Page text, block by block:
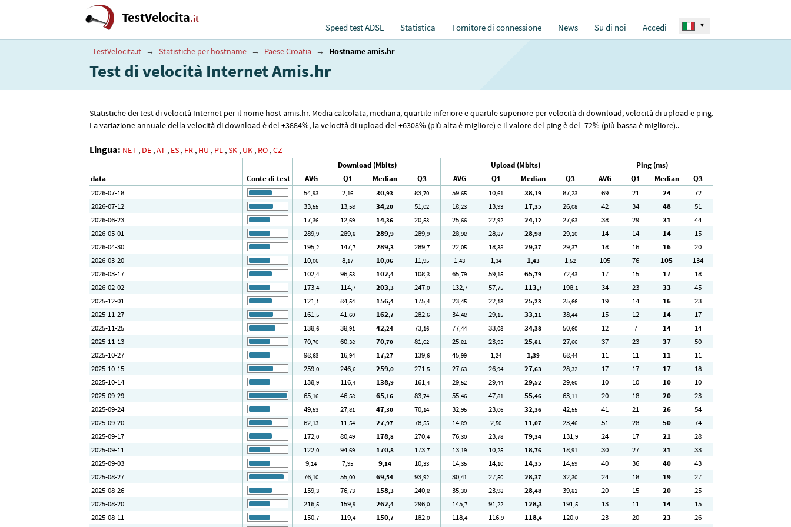
TestVelocita.it
Speed test ADSL Statistica Fornitore di connessione News Su di noi Accedi ▾
TestVelocita.it → Statistiche per hostname → Paese Croatia → Hostname amis.hr
Test di velocità Internet Amis.hr
Statistiche dei test di velocità Internet per il nome host amis.hr. Media calcolata, mediana, quartile inferiore e quartile superiore per velocità di download, velocità di upload e ping.
La variazione annuale della velocità di download è del +3884%, la velocità di upload del +6308% (più alta è migliore) e il valore del ping è del -72% (più bassa è migliore)..
Lingua: NET , DE ,AT , ES , FR , HU , PL ,SK , UK , RO ,CZ
Download (Mbits) Upload (Mbits)
Ping (ms)
data
Conte di test AVG Q1 Median Q3 AVG Q1 Median Q3 AVG Q1 Median
Q3
2026-07-18
54,93 2,16 30,93 83,70 59,65 10,61 38,19 87,23 69 21 24
72
2026-07-12
33,55 13,58 34,20 51,02 18,23 13,93 17,35 26,08 42 34 48
51
2026-06-23
17,36 12,69 14,36 20,53 25,66 22,92 24,12 27,63 38 29 31
44
2026-05-01
289,9 289,8 289,9 289,9 28,98 28,87 28,98 29,10 14 14 14
15
2026-04-30
195,2 147,7 289,3 289,7 22,05 18,38 29,37 29,37 18 16 16
20
2026-03-20
10,06 8,17 10,06 11,95 1,43 1,34 1,43 1,52 105 76 105
134
2026-03-17
102,4 96,53 102,4 108,3 65,79 59,15 65,79 72,43 17 15 17
18
2026-02-02
173,4 114,7 203,3 247,0 132,7 57,75 113,7 198,1 34 23 33
45
2025-12-01
121,1 84,54 156,4 175,4 23,45 22,13 25,23 25,66 19 14 16
23
2025-11-27
161,5 41,60 162,7 282,6 34,48 29,15 33,11 38,44 15 12 14
17
2025-11-25
138,6 38,91 42,24 73,16 77,44 33,08 34,38 50,60 12 7 14
14
2025-11-13
70,70 60,38 70,70 81,02 25,81 23,95 25,81 27,66 37 23 37
50
2025-10-27
98,63 16,94 17,27 139,6 45,99 1,24 1,39 68,44 11 11 11
11
2025-10-15
259,0 246,6 259,0 271,5 27,63 26,94 27,63 28,32 17 17 17
18
2025-10-14
138,9 116,4 138,9 161,4 29,52 29,44 29,52 29,60 10 10 10
10
2025-09-29
65,16 46,58 65,16 83,74 55,46 47,81 55,46 63,11 20 18 20
23
2025-09-24
49,53 27,81 47,30 70,14 32,95 23,06 32,36 42,55 41 21 26
54
2025-09-20
62,13 11,54 27,97 78,55 14,89 2,50 11,07 23,46 51 28 50
74
2025-09-17
172,0 80,49 178,8 270,4 76,30 23,78 79,34 131,9 24 17 21
28
2025-09-11
122,0 94,69 170,8 173,7 13,19 10,25 18,76 18,91 30 27 31
33
2025-09-03
9,14 7,95 9,14 10,33 14,35 14,10 14,35 14,59 40 36 40
43
2025-08-27
76,10 55,00 69,54 93,92 30,41 27,50 28,37 32,30 24 18 19
27
2025-08-26
159,3 76,73 158,3 240,8 35,30 23,98 28,48 39,81 20 15 20
25
2025-08-20
216,5 159,9 262,4 296,0 145,7 91,22 128,3 191,5 13 11 14
15
2025-08-11
150,7 119,4 150,7 182,0 118,4 116,9 118,4 120,0 23 20 23
26